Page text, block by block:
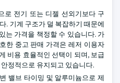
로 전기 또는 디젤 선외기보다 구
. 기계 구조가 덜 복잡하기 때문에
는 가격을 책정할 수 있습니다. 가
한 중고 판매 가격은 레저 이용자
비용 효율적인 선택이 되며, 보급
정적으로 유지되고 있습니다.
밸브 타이밍 및 알루미늄으로 제